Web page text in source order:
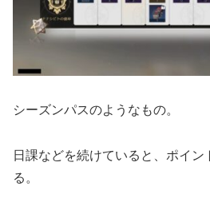
シーズンパスのようなもの。
日課などを続けていると、ポイン
る。